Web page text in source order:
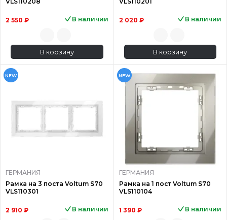
2 550 ₽ В наличии
В корзину
2 020 ₽ В наличии
В корзину
NEW
ГЕРМАНИЯ
Рамка на 3 поста Voltum S70
VLS110301
2 910 ₽ В наличии
NEW
ГЕРМАНИЯ
Рамка на 1 пост Voltum S70
VLS110104
1 390 ₽ В наличии